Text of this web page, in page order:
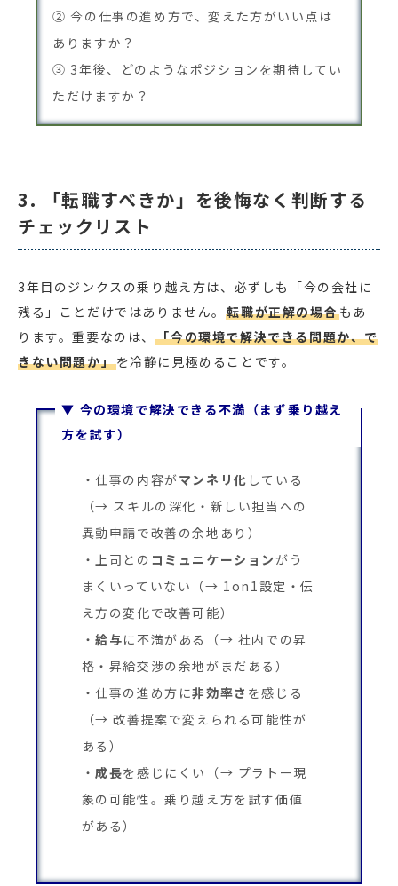
② 今の仕事の進め方で、変えた方がいい点は
ありますか？
③ 3年後、どのようなポジションを期待してい
ただけますか？
3. 「転職すべきか」を後悔なく判断する
チェックリスト
3年目のジンクスの乗り越え方は、必ずしも「今の会社に
残る」ことだけではありません。 転職が正解の場合もあ
ります。重要なのは、 「今の環境で解決できる問題か、で
きない問題か」を冷静に見極めることです。
▼ 今の環境で解決できる不満（まず乗り越え
方を試す）
仕事の内容が マンネリ化 している
（→ スキルの深化・新しい担当への
異動申請で改善の余地あり）
上司との コミュニケーションがう
まくいっていない（→ 1on1設定・伝
え方の変化で改善可能）
給与に不満がある（→ 社内での昇
格・昇給交渉の余地がまだある）
仕事の進め方に非効率さ を感じる
（→ 改善提案で変えられる可能性が
ある）
成長を感じにくい（→ プラトー現
象の可能性。乗り越え方を試す価値
がある）